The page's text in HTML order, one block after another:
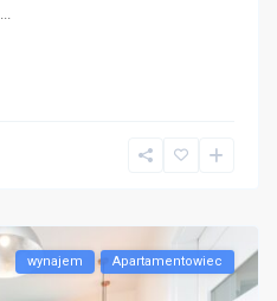
...
wynajem Apartamentowiec